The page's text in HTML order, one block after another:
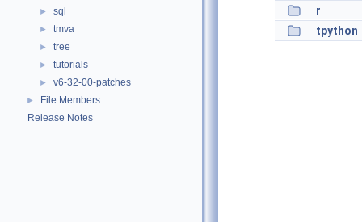
► sql
► tmva
► tree
► tutorials
► v6-32-00-patches
►
File Members
Release Notes
r
tpython